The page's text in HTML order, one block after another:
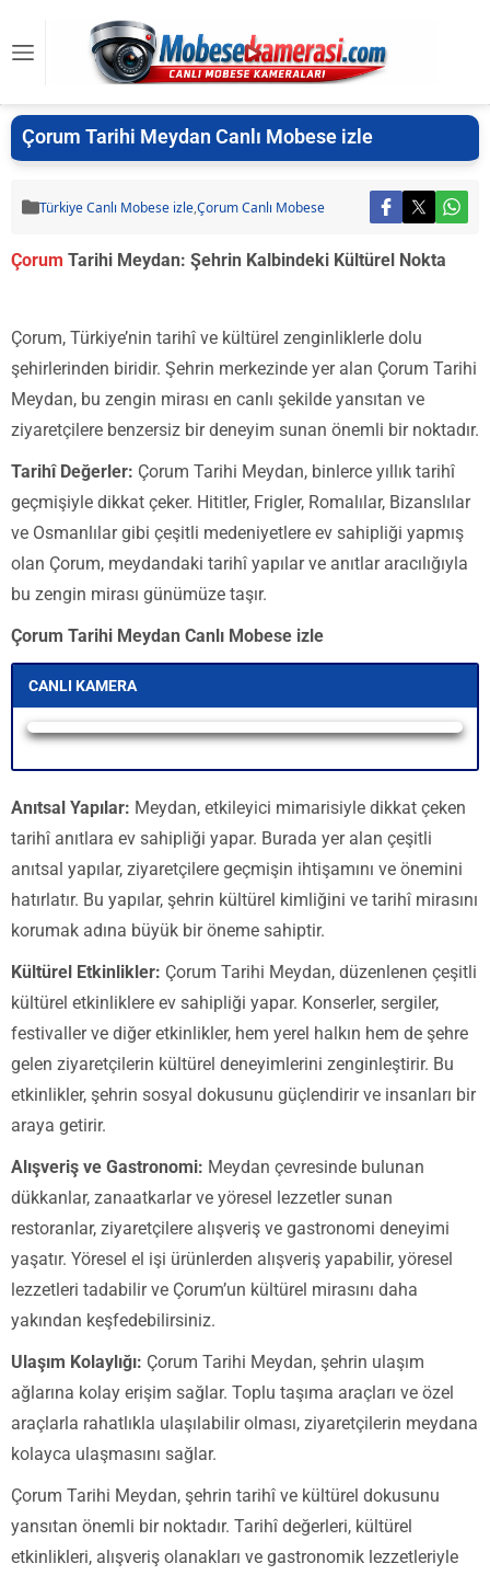
Çorum Tarihi Meydan Canlı Mobese izle
Türkiye Canlı Mobese izle,Çorum Canlı Mobese
Çorum Tarihi Meydan: Şehrin Kalbindeki Kültürel Nokta
Çorum, Türkiye’nin tarihî ve kültürel zenginliklerle dolu
şehirlerinden biridir. Şehrin merkezinde yer alan Çorum Tarihi
Meydan, bu zengin mirası en canlı şekilde yansıtan ve
ziyaretçilere benzersiz bir deneyim sunan önemli bir noktadır.
Tarihî Değerler: Çorum Tarihi Meydan, binlerce yıllık tarihî
geçmişiyle dikkat çeker. Hititler, Frigler, Romalılar, Bizanslılar
ve Osmanlılar gibi çeşitli medeniyetlere ev sahipliği yapmış
olan Çorum, meydandaki tarihî yapılar ve anıtlar aracılığıyla
bu zengin mirası günümüze taşır.
Çorum Tarihi Meydan Canlı Mobese izle
CANLI KAMERA
Yayın alınamadı
Anıtsal Yapılar: Meydan, etkileyici mimarisiyle dikkat çeken
tarihî anıtlara ev sahipliği yapar. Burada yer alan çeşitli
anıtsal yapılar, ziyaretçilere geçmişin ihtişamını ve önemini
hatırlatır. Bu yapılar, şehrin kültürel kimliğini ve tarihî mirasını
korumak adına büyük bir öneme sahiptir.
Kültürel Etkinlikler: Çorum Tarihi Meydan, düzenlenen çeşitli
kültürel etkinliklere ev sahipliği yapar. Konserler, sergiler,
festivaller ve diğer etkinlikler, hem yerel halkın hem de şehre
gelen ziyaretçilerin kültürel deneyimlerini zenginleştirir. Bu
etkinlikler, şehrin sosyal dokusunu güçlendirir ve insanları bir
araya getirir.
Alışveriş ve Gastronomi: Meydan çevresinde bulunan
dükkanlar, zanaatkarlar ve yöresel lezzetler sunan
restoranlar, ziyaretçilere alışveriş ve gastronomi deneyimi
yaşatır. Yöresel el işi ürünlerden alışveriş yapabilir, yöresel
lezzetleri tadabilir ve Çorum’un kültürel mirasını daha
yakından keşfedebilirsiniz.
Ulaşım Kolaylığı: Çorum Tarihi Meydan, şehrin ulaşım
ağlarına kolay erişim sağlar. Toplu taşıma araçları ve özel
araçlarla rahatlıkla ulaşılabilir olması, ziyaretçilerin meydana
kolayca ulaşmasını sağlar.
Çorum Tarihi Meydan, şehrin tarihî ve kültürel dokusunu
yansıtan önemli bir noktadır. Tarihî değerleri, kültürel
etkinlikleri, alışveriş olanakları ve gastronomik lezzetleriyle